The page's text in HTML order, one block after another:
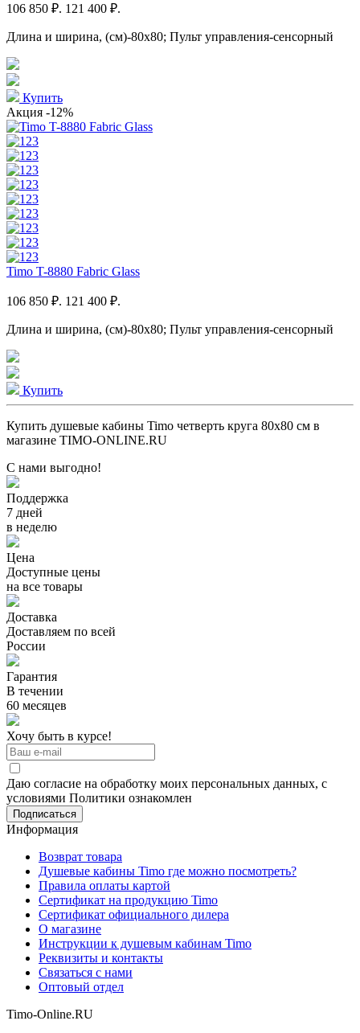
106 850 ₽. 121 400 ₽.
Длина и ширина, (см)-80x80; Пульт управления-сенсорный
Купить
Акция -12%
Timo T-8880 Fabric Glass
106 850 ₽. 121 400 ₽.
Длина и ширина, (см)-80x80; Пульт управления-сенсорный
Купить
Купить душевые кабины Timo четверть круга 80x80 см в
магазине TIMO-ONLINE.RU
С нами выгодно!
Поддержка
7 дней
в неделю
Цена
Доступные цены
на все товары
Доставка
Доставляем по всей
России
Гарантия
В течении
60 месяцев
Хочу быть в курсе!
Даю согласие на обработку моих персональных данных, с
условиями Политики ознакомлен
Информация
Возврат товара
Душевые кабины Timo где можно посмотреть?
Правила оплаты картой
Сертификат на продукцию Timo
Сертификат официального дилера
О магазине
Инструкции к душевым кабинам Timo
Реквизиты и контакты
Связаться с нами
Оптовый отдел
Timo-Online.RU